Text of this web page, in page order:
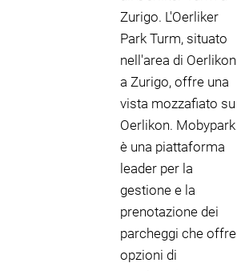
Zurigo. L'Oerliker
Park Turm, situato
nell'area di Oerlikon
a Zurigo, offre una
vista mozzafiato su
Oerlikon. Mobypark
è una piattaforma
leader per la
gestione e la
prenotazione dei
parcheggi che offre
opzioni di